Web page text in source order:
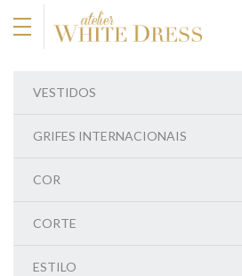
VESTIDOS
GRIFES INTERNACIONAIS
COR
CORTE
ESTILO